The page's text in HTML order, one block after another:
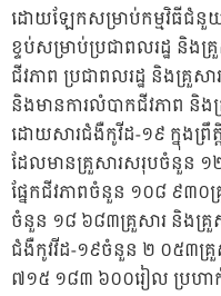
ដោយឡែកសម្រាប់កម្មវិធីជំនួ
ខ្ទប់សម្រាប់ប្រជាពលរដ្ឋ និងគ្
ជីវភាព ប្រជាពលរដ្ឋ និងគ្រួស
និងមានការលំបាកជីវភាព និងគ្
ដោយសារជំងឺកូវីដ-១៩ ក្នុងព្
ដែលមានគ្រួសារសរុបចំនួន ១
ផ្នែកជីវភាពចំនួន ១០៨ ៩៣០
ចំនួន ១៨ ៦៨៣គ្រួសារ និងគ្រួ
ជំងឺកូវវីដ-១៩ចំនួន ២ ០៥៣គ្
៧១៥ ១៨៣ ៦០០រៀល ប្រហា